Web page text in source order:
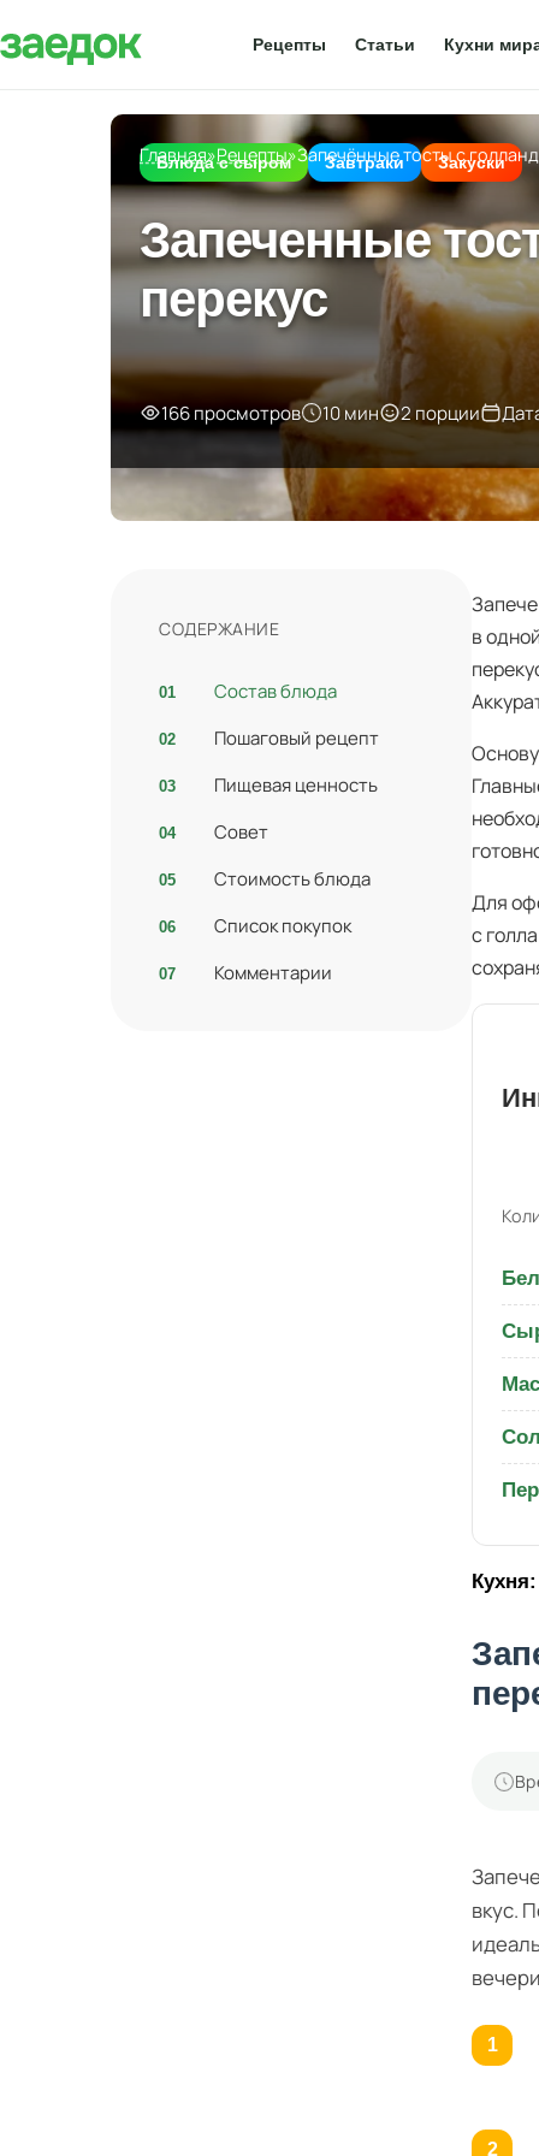
Рецепты Статьи Кухни
Главная»Рецепты»Запечённые тосты с
Блюда с сыром Завтраки Закуски
Запеченные
перекус
166 просмотров 10 мин 2 порции
СОДЕРЖАНИЕ
Состав блюда
Пошаговый рецепт
Пищевая ценность
Совет
Стоимость блюда
Список покупок
Комментарии
в
Для
с
Кухня:
вкус.